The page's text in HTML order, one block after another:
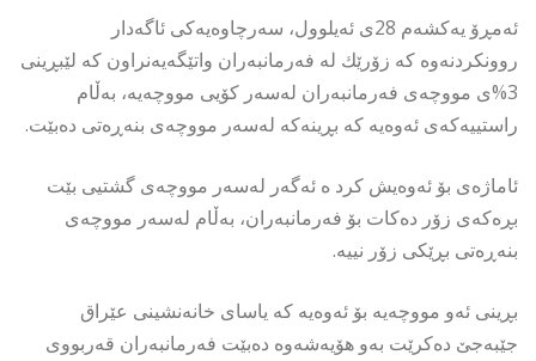
ئەمڕۆ یەكشەم 28ی ئەیلوول، سەرچاوەیەكی ئاگەدار
روونكردنەوە كە زۆرێك لە فەرمانبەران واتێگەیەنراون كە لێبڕینی
3%ی مووچەی فەرمانبەران لەسەر كۆیی مووچەیە، بەڵام
راستییەكەی ئەوەیە كە بڕینەكە لەسەر مووچەی بنەڕەتی دەبێت.
ئاماژەی بۆ ئەوەیش كرد ە ئەگەر لەسەر مووچەی گشتیی بێت
بڕەكەی زۆر دەكات بۆ فەرمانبەران، بەڵام لەسەر مووچەی
بنەڕەتی بڕێكی زۆر نییە.
بڕینی ئەو مووچەیە بۆ ئەوەیە كە یاسای خانەنشینی عێراق
جێبەجێ دەكرێت بەو هۆیەشەوە دەبێت فەرمانبەران قەربووی